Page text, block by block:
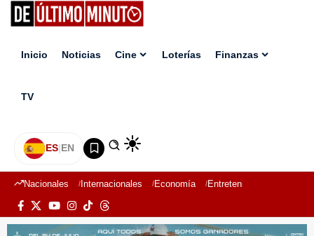
Inicio Noticias Cine Loterías Finanzas
TV
ES|EN
Nacionales Internacionales Economía Entretenimiento